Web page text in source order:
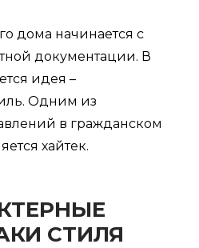
дома начинается с
документации. В
идея –
Одним из
в гражданском
хайтек.
СТИЛЯ